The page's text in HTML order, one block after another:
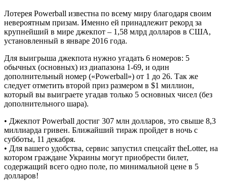
Лотерея Powerball известна по всему миру благодаря своим
невероятным призам. Именно ей принадлежит рекорд за
крупнейший в мире джекпот – 1,58 млрд долларов в США,
установленный в январе 2016 года.
Для выигрыша джекпота нужно угадать 6 номеров: 5
обычных (основных) из диапазона 1-69, и один
дополнительный номер («Powerball») от 1 до 26. Так же
следует отметить второй приз размером в $1 миллион,
который вы выиграете угадав только 5 основных чисел (без
дополнительного шара).
• Джекпот Powerball достиг 307 млн долларов, это свыше 8,3
миллиарда гривен. Ближайший тираж пройдет в ночь с
субботы, 11 декабря.
• Для вашего удобства, сервис запустил спецсайт theLotter, на
котором граждане Украины могут приобрести билет,
содержащий всего одно поле, по минимальной цене в 5
долларов!